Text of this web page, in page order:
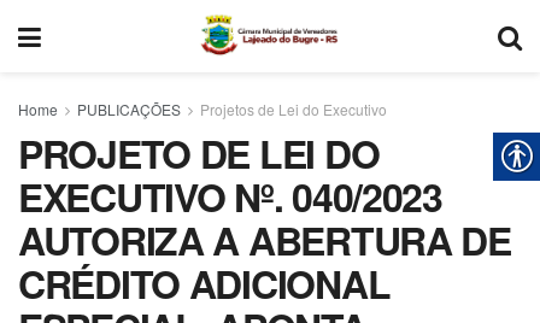
Home PUBLICAÇÕES Projetos de Lei do Executivo
PROJETO DE LEI DO
EXECUTIVO Nº. 040/2023
AUTORIZA A ABERTURA DE
CRÉDITO ADICIONAL